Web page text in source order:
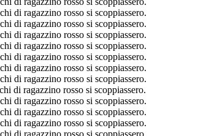
di ragazzino rosso si scoppiassero.
di ragazzino rosso si scoppiassero.
di ragazzino rosso si scoppiassero.
di ragazzino rosso si scoppiassero.
di ragazzino rosso si scoppiassero.
di ragazzino rosso si scoppiassero.
di ragazzino rosso si scoppiassero.
di ragazzino rosso si scoppiassero.
di ragazzino rosso si scoppiassero.
di ragazzino rosso si scoppiassero.
di ragazzino rosso si scoppiassero.